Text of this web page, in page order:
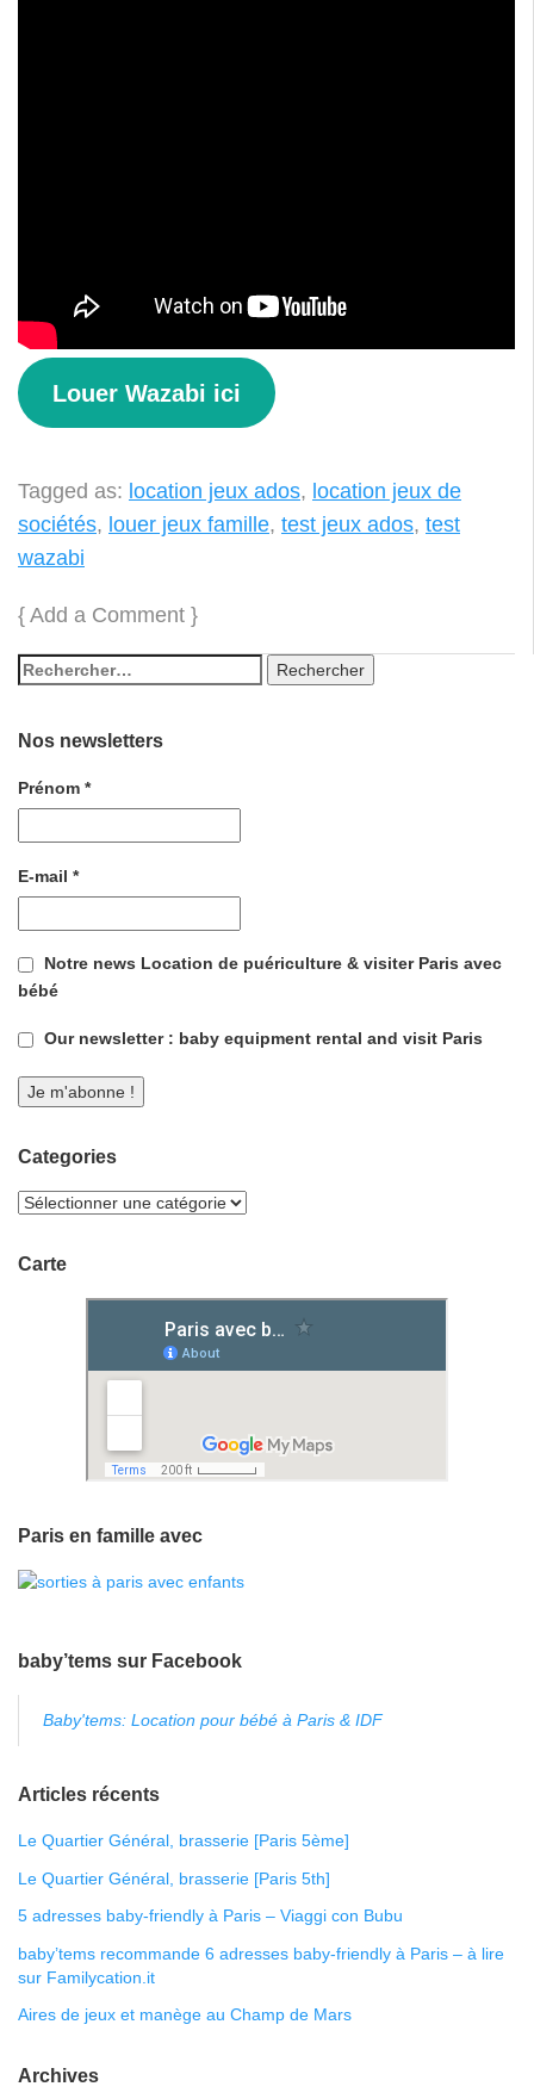
Louer Wazabi ici
Tagged as: location jeux ados, location jeux de
sociétés, louer jeux famille, test jeux ados, test
wazabi
{ Add a Comment }
Nos newsletters
Prénom *
E-mail *
Notre news Location de puériculture & visiter Paris avec
bébé
Our newsletter : baby equipment rental and visit Paris
Categories
Carte
Paris en famille avec
baby’tems sur Facebook
Baby'tems: Location pour bébé à Paris & IDF
Articles récents
Le Quartier Général, brasserie [Paris 5ème]
Le Quartier Général, brasserie [Paris 5th]
5 adresses baby-friendly à Paris – Viaggi con Bubu
baby’tems recommande 6 adresses baby-friendly à Paris – à lire
sur Familycation.it
Aires de jeux et manège au Champ de Mars
Archives